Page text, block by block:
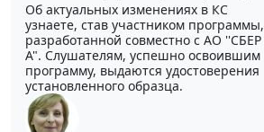
Об актуальных изменениях в КС
узнаете, став участником программы,
разработанной совместно с АО ''СБЕР
А". Слушателям, успешно освоившим
программу, выдаются удостоверения
установленного образца.